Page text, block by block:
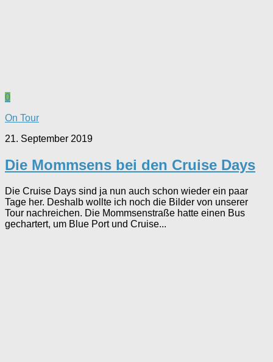
0
On Tour
21. September 2019
Die Mommsens bei den Cruise Days
Die Cruise Days sind ja nun auch schon wieder ein paar
Tage her. Deshalb wollte ich noch die Bilder von unserer
Tour nachreichen. Die Mommsenstraße hatte einen Bus
gechartert, um Blue Port und Cruise...